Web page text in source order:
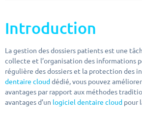
Introduction
La gestion des dossiers patients est une
collecte et l’organisation des informations
régulière des dossiers et la protection des
dentaire clouddédié, vous pouvez
avantages par rapport aux méthodes
avantages d’un logiciel dentaire cloud pour